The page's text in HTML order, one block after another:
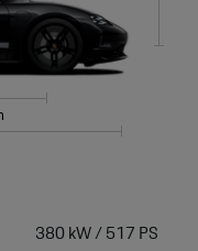
380 kW / 517 PS